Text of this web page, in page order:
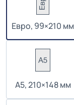
Евро, 99×210 мм
А5, 210×148 мм